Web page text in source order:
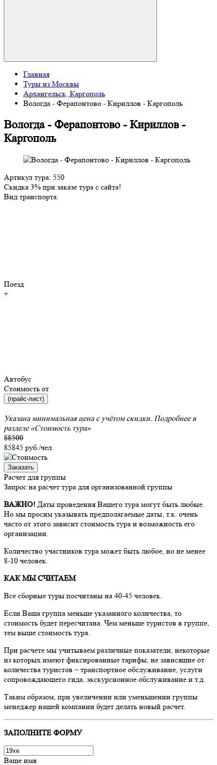
Главная
Туры из Москвы
Архангельск, Каргополь
Вологда - Ферапонтово - Кириллов - Каргополь
Вологда - Ферапонтово - Кириллов -
Каргополь
Артикул тура: 550
Скидка 3% при заказе тура с сайта!
Вид транспорта:
Поезд
+
Автобус
Стоимость от
(прайс-лист)
Указана минимальная цена с учётом скидки. Подробнее в
разделе «Стоимость тура»
88500
85845 руб./чел
Заказать
Расчет для группы
Запрос на расчет тура для организованной группы
ВАЖНО! Даты проведения Вашего тура могут быть любые.
Но мы просим указывать предполагаемые даты, т.к. очень
часто от этого зависит стоимость тура и возможность его
организации.
Количество участников тура может быть любое, но не менее
8-10 человек.
КАК МЫ СЧИТАЕМ
Все сборные туры посчитаны на 40-45 человек.
Если Ваша группа меньше указанного количества, то
стоимость будет пересчитана. Чем меньше туристов в группе,
тем выше стоимость тура.
При расчете мы учитываем различные показатели, некоторые
из которых имеют фиксированные тарифы, не зависящие от
количества туристов – транспортное обслуживание, услуги
сопровождающего гида, экскурсионное обслуживание и т.д.
Таким образом, при увеличении или уменьшении группы
менеджер нашей компании будет делать новый расчет.
ЗАПОЛНИТЕ ФОРМУ
Ваше имя